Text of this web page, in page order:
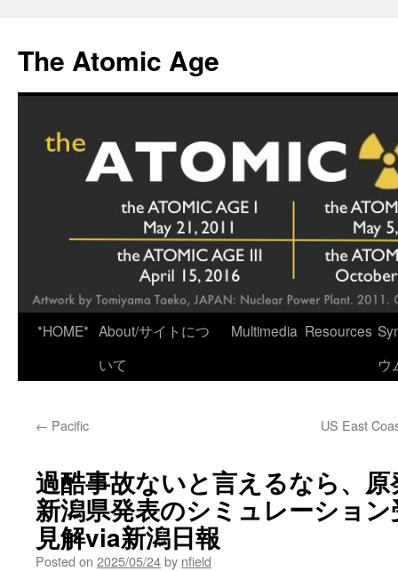
content
The Atomic Age
*HOME* About/サイトにつ
いて
Multimedia Resources
ウ
← Pacific US East
過酷事故ないと言えるなら、
新潟県発表のシミュレーショ
見解via新潟日報
Posted on 2025/05/24by nfield